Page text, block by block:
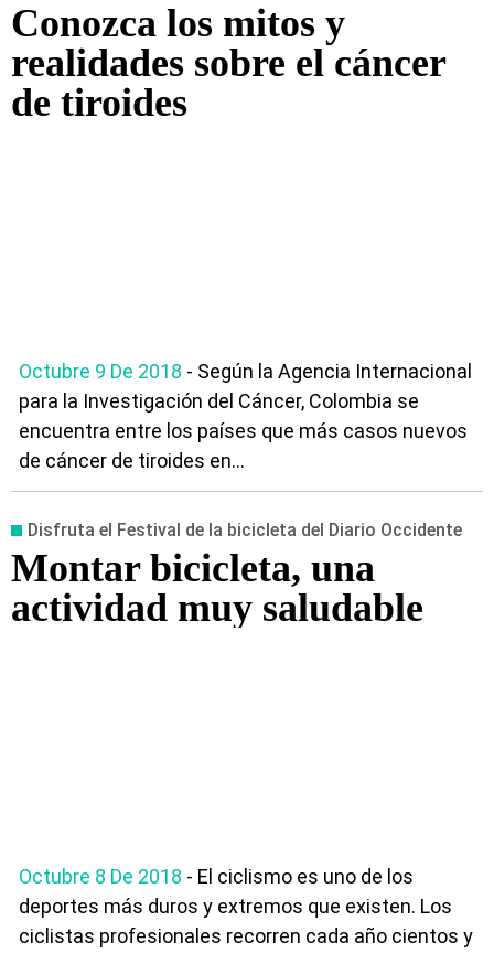
Conozca los mitos y
realidades sobre el cáncer
de tiroides
Octubre 9 De 2018 - Según la Agencia Internacional
para la Investigación del Cáncer, Colombia se
encuentra entre los países que más casos nuevos
de cáncer de tiroides en...
Disfruta el Festival de la bicicleta del Diario Occidente
Montar bicicleta, una
actividad muy saludable
Octubre 8 De 2018 - El ciclismo es uno de los
deportes más duros y extremos que existen. Los
ciclistas profesionales recorren cada año cientos y